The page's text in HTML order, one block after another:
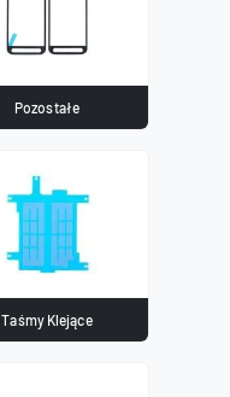
Pozostałe
Taśmy Klejące